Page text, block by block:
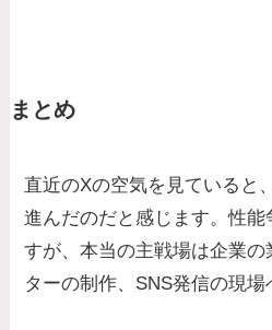
まとめ
直近のXの空気を見ていると
進んだのだと感じます。性能
すが、本当の主戦場は企業の
ターの制作、SNS発信の現場